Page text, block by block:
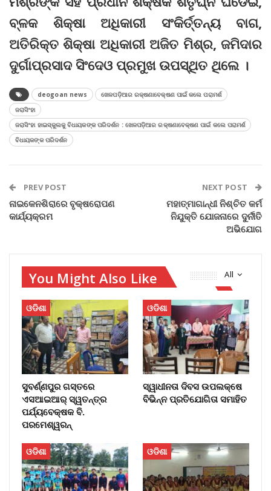
ବ୍ଳକ ଶିକ୍ଷା ଅଧିକାରୀ ସଂକିର୍ତ୍ତନ୍ୟ ବାଗ,
ଅତିରିକ୍ତ ଶିକ୍ଷା ଅଧିକାରୀ ଅଜିତ ମିଶ୍ର, ଜମିଦାର
ଦୁର୍ଗାପ୍ରସାଦ ସିଂଦେଓ ପ୍ରମୁଖ ଉପସ୍ଥିତ ଥିଲେ ।
deogoan news
ଖେଳପଡ଼ିଆର ରକ୍ଷଣାବେକ୍ଷଣ ପାଇଁ କଲେ ପରାମର୍ଶ
ଜରାସିଂହା
ଜରାସିଂହା ହାଇସ୍କୁଲକୁ ବିଧାୟକଙ୍କ ପରିଦର୍ଶନ : ଖେଳପଡ଼ିଆର ରକ୍ଷଣାବେକ୍ଷଣ ପାଇଁ କଲେ ପରାମର୍ଶ
ବିଧାୟକଙ୍କ ପରିଦର୍ଶନ
PREV POST
ନାଇକେନଶିରାରେ ବୃକ୍ଷରୋପଣ
କାର୍ଯ୍ୟକ୍ରମ
NEXT POST
ମହାତ୍ମାଗାନ୍ଧୀ ନିଶ୍ଚିତ କର୍ମ
ନିଯୁକ୍ତି ଯୋଜନାରେ ଦୁର୍ନୀତି
ଅଭିଯୋଗ
All
You Might Also Like
ଓଡିଶା
ସୁବର୍ଣ୍ଣପୁର ଗସ୍ତରେ
ଏସଆଇଆର୍ ସ୍ୱତନ୍ତ୍ର
ପର୍ଯ୍ୟବେକ୍ଷକ ବି.
ପରମେଶ୍ୱରନ୍
ଓଡିଶା
ସ୍ୱାଧୀନତା ଦିବସ ଉପଲକ୍ଷେ
ବିଭିନ୍ନ ପ୍ରତିଯୋଗିତା ସମାହିତ
ଓଡିଶା ଓଡିଶା